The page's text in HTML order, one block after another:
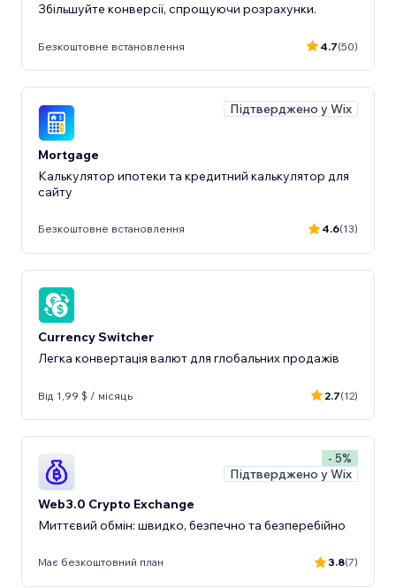
Збільшуйте конверсії, спрощуючи розрахунки.
Безкоштовне встановлення 4.7(50)
Підтверджено у Wix
Mortgage
Калькулятор ипотеки та кредитний калькулятор для
сайту
Безкоштовне встановлення 4.6(13)
Currency Switcher
Легка конвертація валют для глобальних продажів
Від 1,99 $ / місяць 2.7(12)
- 5%
Підтверджено у Wix
Web3.0 Crypto Exchange
Миттєвий обмін: швидко, безпечно та безперебійно
Має безкоштовний план 3.8(7)